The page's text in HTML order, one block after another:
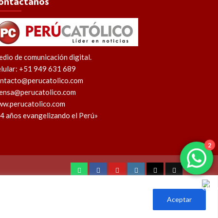
Aceptar
de comunicación digital.
+51 949 631 689
años evangelizando el Perú»
WhatsAppFacebookYoutubeInstagram
X TikTok
2